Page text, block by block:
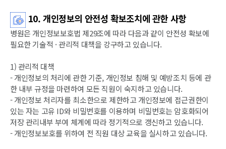
10. 개인정보의 안전성 확보조치에 관한 사항
병원은 개인정보보호법 제29조에 따라 다음과 같이 안전성 확보에
필요한 기술적 · 관리적 대책을 강구하고 있습니다.
1) 관리적 대책
- 개인정보의 처리에 관한 기준, 개인정보 침해 및 예방조치 등에 관
한 내부 규정을 마련하여 모든 직원이 숙지하고 있습니다.
- 개인정보 처리자를 최소한으로 제한하고 개인정보에 접근권한이
있는 자는 고유 ID와 비밀번호를 이용하며 비밀번호는 암호화되어
저장 관리내부 부여 체계에 따라 정기적으로 갱신하고 있습니다.
- 개인정보보호를 위하여 전 직원 대상 교육을 실시하고 있습니다.